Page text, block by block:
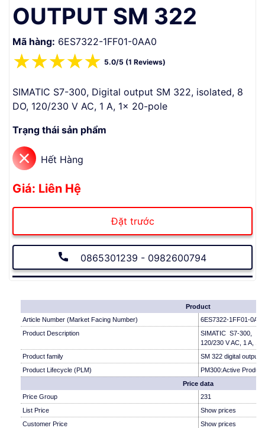
OUTPUT SM 322
Mã hàng: 6ES7322-1FF01-0AA0
☆
☆
☆
☆
☆ 5.0/5 (1 Reviews)
SIMATIC S7-300, Digital output SM 322, isolated, 8
DO, 120/230 V AC, 1 A, 1x 20-pole
Trạng thái sản phẩm
Hết Hàng
Giá: Liên Hệ
Đặt trước
0865301239 - 0982600794
Product
Article Number (Market Facing Number)
6ES7322-1FF01-0AA0
Product Description
SIMATIC S7-300,
120/230 V AC, 1 A, 1x
Product family
SM 322 digital output
Product Lifecycle (PLM)
PM300:Active Product
Price data
Price Group
231
List Price
Show prices
Customer Price
Show prices